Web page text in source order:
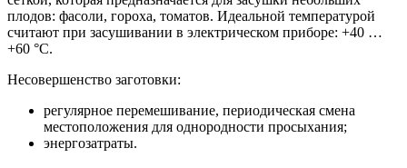
плодов: фасоли, гороха, томатов. Идеальной температурой
считают при засушивании в электрическом приборе: +40 …
+60 °С.
Несовершенство заготовки:
регулярное перемешивание, периодическая смена
местоположения для однородности просыхания;
энергозатраты.